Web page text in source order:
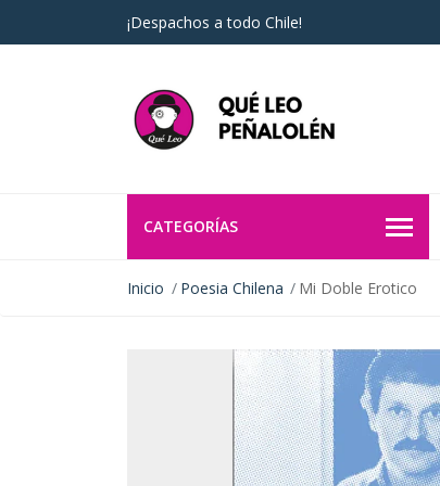
¡Despachos a todo Chile!
CATEGORÍAS
Inicio Poesia Chilena Mi Doble Erotico